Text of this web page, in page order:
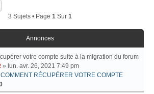
3 Sujets • Page 1Sur 1
Annonces
votre compte suite à la migration du forum
» lun. avr. 26, 2021 7:49 pm
COMMENT RÉCUPÉRER VOTRE COMPTE